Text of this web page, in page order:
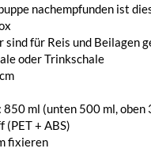
nachempfunden ist
sind für Reis und Beilagen
oder Trinkschale
850 ml (unten 500 ml, oben
+ ABS)
fixieren